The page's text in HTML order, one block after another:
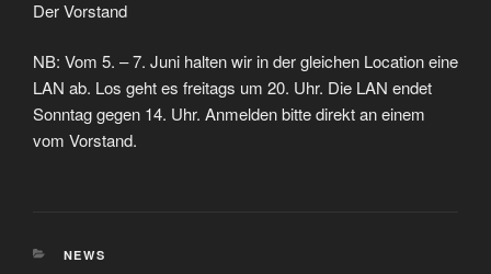
Der Vorstand
NB: Vom 5. – 7. Juni halten wir in der gleichen Location eine
LAN ab. Los geht es freitags um 20. Uhr. Die LAN endet
Sonntag gegen 14. Uhr. Anmelden bitte direkt an einem
vom Vorstand.
KATEGORIER
NEWS